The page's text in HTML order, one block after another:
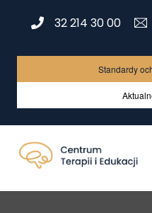
32 214 30 00
Standardy